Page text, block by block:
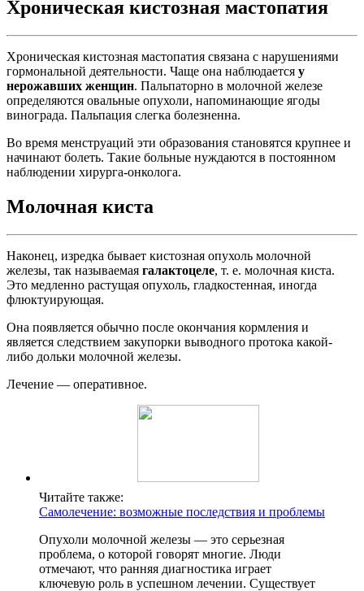
Хроническая кистозная мастопатия
Хроническая кистозная мастопатия связана с нарушениями
гормональной деятельности. Чаще она наблюдается у
нерожавших женщин. Пальпаторно в молочной железе
определяются овальные опухоли, напоминающие ягоды
винограда. Пальпация слегка болезненна.
Во время менструаций эти образования становятся крупнее и
начинают болеть. Такие больные нуждаются в постоянном
наблюдении хирурга-онколога.
Молочная киста
Наконец, изредка бывает кистозная опухоль молочной
железы, так называемая галактоцеле, т. е. молочная киста.
Это медленно растущая опухоль, гладкостенная, иногда
флюктуирующая.
Она появляется обычно после окончания кормления и
является следствием закупорки выводного протока какой-
либо дольки молочной железы.
Лечение — оперативное.
Читайте также:
Самолечение: возможные последствия и проблемы
Опухоли молочной железы — это серьезная
проблема, о которой говорят многие. Люди
отмечают, что ранняя диагностика играет
ключевую роль в успешном лечении. Существует